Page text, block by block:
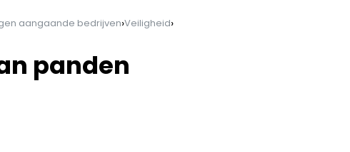
aangaande bedrijven›Veiligheid›
panden